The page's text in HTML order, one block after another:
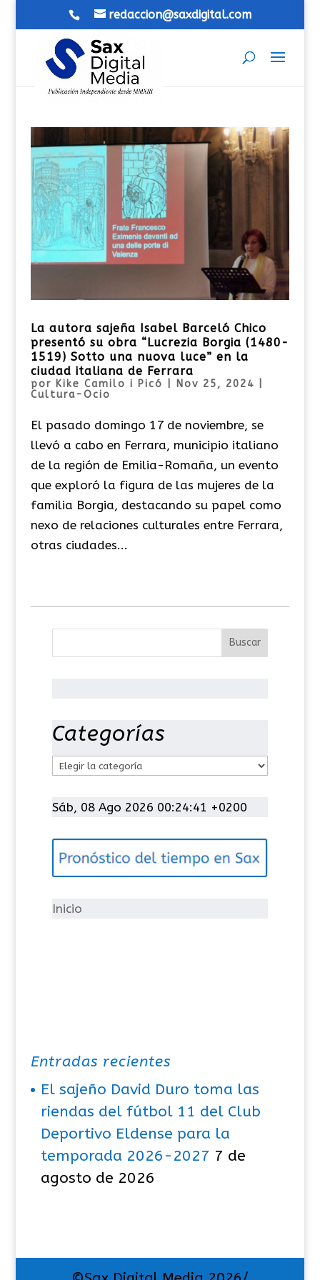
redaccion@saxdigital.com
La autora sajeña Isabel Barceló Chico
presentó su obra “Lucrezia Borgia (1480-
1519) Sotto una nuova luce” en la
ciudad italiana de Ferrara
por Kike Camilo i Picó Nov 25, 2024
Cultura-Ocio
El pasado domingo 17 de noviembre, se
llevó a cabo en Ferrara, municipio italiano
de la región de Emilia-Romaña, un evento
que exploró la figura de las mujeres de la
familia Borgia, destacando su papel como
nexo de relaciones culturales entre Ferrara,
otras ciudades...
Categorías
t
g
í
Sáb, 08 Ago 2026 00:24:41 +0200
Inicio
Entradas recientes
El sajeño David Duro toma las
riendas del fútbol 11 del Club
Deportivo Eldense para la
temporada 2026-2027 7 de
agosto de 2026